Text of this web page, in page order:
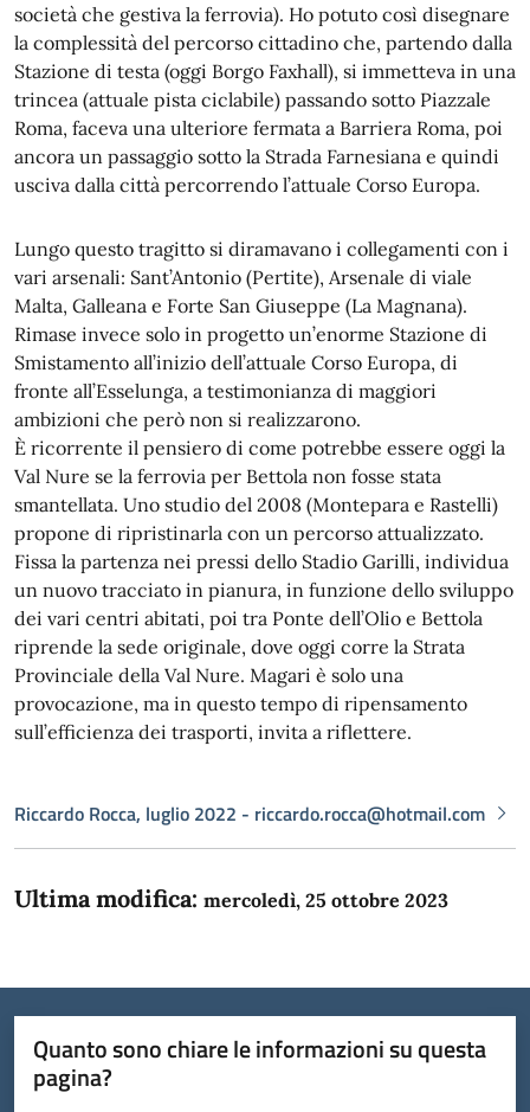
società che gestiva la ferrovia). Ho potuto così disegnare
la complessità del percorso cittadino che, partendo dalla
Stazione di testa (oggi Borgo Faxhall), si immetteva in una
trincea (attuale pista ciclabile) passando sotto Piazzale
Roma, faceva una ulteriore fermata a Barriera Roma, poi
ancora un passaggio sotto la Strada Farnesiana e quindi
usciva dalla città percorrendo l’attuale Corso Europa.
Lungo questo tragitto si diramavano i collegamenti con i
vari arsenali: Sant’Antonio (Pertite), Arsenale di viale
Malta, Galleana e Forte San Giuseppe (La Magnana).
Rimase invece solo in progetto un’enorme Stazione di
Smistamento all’inizio dell’attuale Corso Europa, di
fronte all’Esselunga, a testimonianza di maggiori
ambizioni che però non si realizzarono.
È ricorrente il pensiero di come potrebbe essere oggi la
Val Nure se la ferrovia per Bettola non fosse stata
smantellata. Uno studio del 2008 (Montepara e Rastelli)
propone di ripristinarla con un percorso attualizzato.
Fissa la partenza nei pressi dello Stadio Garilli, individua
un nuovo tracciato in pianura, in funzione dello sviluppo
dei vari centri abitati, poi tra Ponte dell’Olio e Bettola
riprende la sede originale, dove oggi corre la Strata
Provinciale della Val Nure. Magari è solo una
provocazione, ma in questo tempo di ripensamento
sull’efficienza dei trasporti, invita a riflettere.
Riccardo Rocca, luglio 2022 - riccardo.rocca@hotmail.com
Ultima modifica: mercoledì, 25 ottobre 2023
Quanto sono chiare le informazioni su questa
pagina?